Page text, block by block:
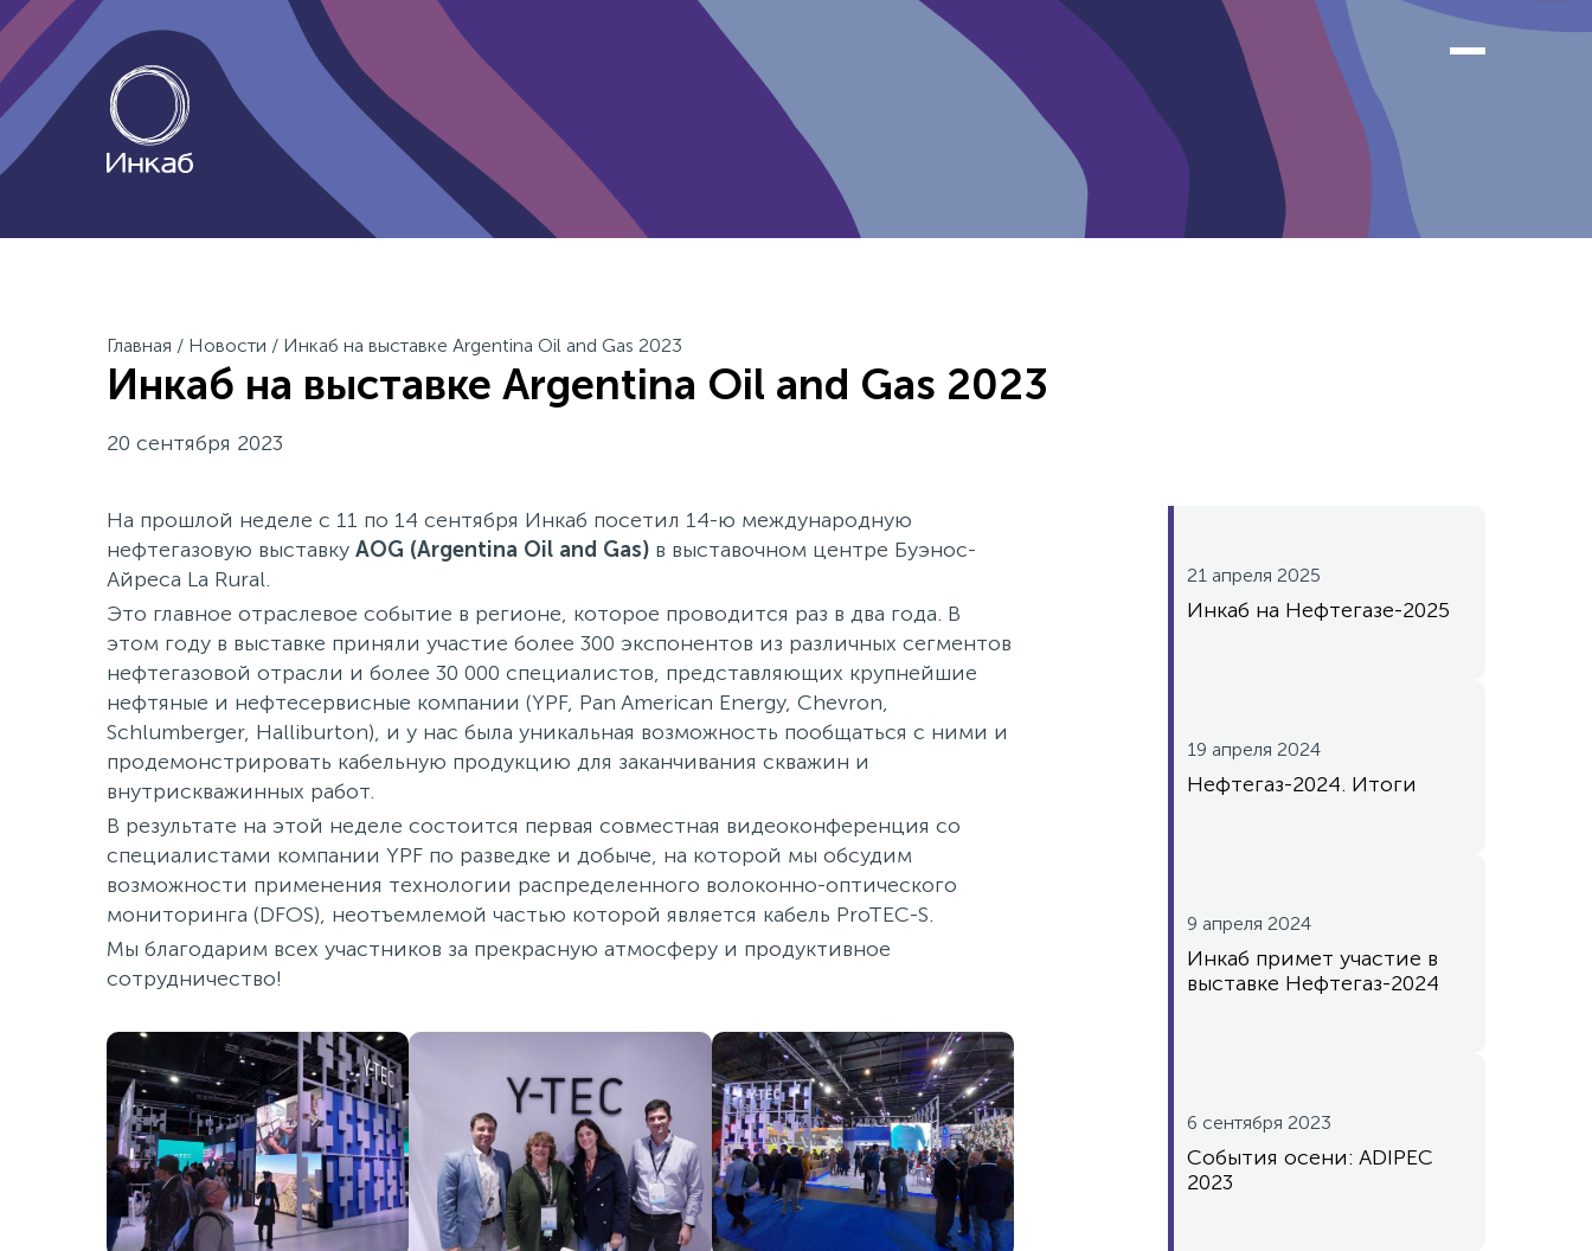
Главная / Новости / Инкаб на выставке Argentina Oil and Gas 2023
Инкаб на выставке Argentina Oil and Gas 2023
20 сентября 2023
На прошлой неделе с 11 по 14 сентября Инкаб посетил 14-ю международную
нефтегазовую выставку AOG (Argentina Oil and Gas) в выставочном центре Буэнос-
Айреса La Rural.
Это главное отраслевое событие в регионе, которое проводится раз в два года. В
этом году в выставке приняли участие более 300 экспонентов из различных сегментов
нефтегазовой отрасли и более 30 000 специалистов, представляющих крупнейшие
нефтяные и нефтесервисные компании (YPF, Pan American Energy, Chevron,
Schlumberger, Halliburton), и у нас была уникальная возможность пообщаться с ними и
продемонстрировать кабельную продукцию для заканчивания скважин и
внутрискважинных работ.
В результате на этой неделе состоится первая совместная видеоконференция со
специалистами компании YPF по разведке и добыче, на которой мы обсудим
возможности применения технологии распределенного волоконно-оптического
мониторинга (DFOS), неотъемлемой частью которой является кабель ProTEC-S.
Мы благодарим всех участников за прекрасную атмосферу и продуктивное
сотрудничество!
21 апреля 2025
Инкаб на Нефтегазе-2025
19 апреля 2024
Нефтегаз-2024. Итоги
9 апреля 2024
Инкаб примет участие в
выставке Нефтегаз-2024
6 сентября 2023
События осени: ADIPEC
2023